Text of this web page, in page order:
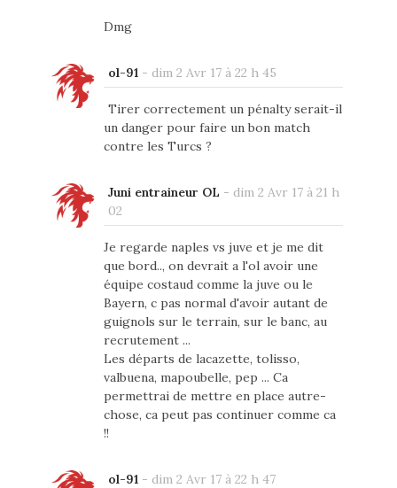
Dmg
ol-91- dim 2 Avr 17 à 22 h 45
Tirer correctement un pénalty serait-il
un danger pour faire un bon match
contre les Turcs ?
Juni entraineur OL - dim 2 Avr 17 à 21 h
02
Je regarde naples vs juve et je me dit
que bord.., on devrait a l'ol avoir une
équipe costaud comme la juve ou le
Bayern, c pas normal d'avoir autant de
guignols sur le terrain, sur le banc, au
recrutement ...
Les départs de lacazette, tolisso,
valbuena, mapoubelle, pep ... Ca
permettrai de mettre en place autre-
chose, ca peut pas continuer comme ca
!!
ol-91- dim 2 Avr 17 à 22 h 47